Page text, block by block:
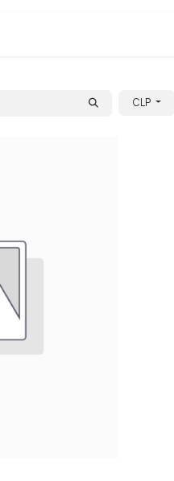
CLP